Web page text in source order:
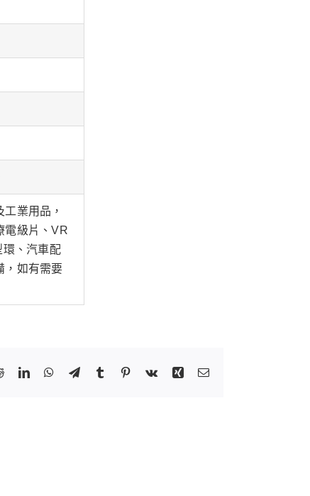
業用品，
電級片、VR
環、汽車配
，如有需要
RedditLinkedInWhatsApp
TelegramTumblr Pinterest
Vk Xing Email: